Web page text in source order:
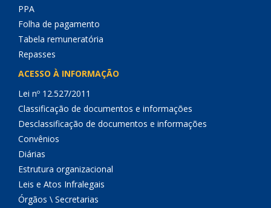
PPA
Folha de pagamento
Tabela remuneratória
Repasses
ACESSO À INFORMAÇÃO
Lei nº 12.527/2011
Classificação de documentos e informações
Desclassificação de documentos e informações
Convênios
Diárias
Estrutura organizacional
Leis e Atos Infralegais
Órgãos \ Secretarias